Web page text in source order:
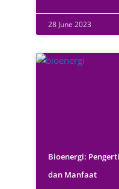
28 June 2023
Bioenergi:
dan Manfaat